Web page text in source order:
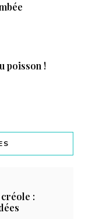
poisson !
: